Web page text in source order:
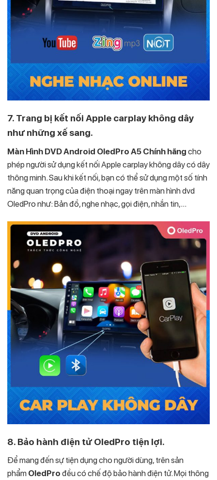
7. Trang bị kết nối Apple carplay không dây
như những xế sang.
Màn Hình DVD Android OledPro A5 Chính hãng cho
phép người sử dụng kết nối Apple carplay không dây có dây
thông minh. Sau khi kết nối, bạn có thể sử dụng một số tính
năng quan trọng của điện thoại ngay trên màn hình dvd
OledPro như: Bản đồ, nghe nhạc, gọi điện, nhắn tin,…
8. Bảo hành điện tử OledPro tiện lợi.
Để mang đến sự tiện dụng cho người dùng, trên sản
phẩm OledPro đều có chế độ bảo hành điện tử. Mọi thông